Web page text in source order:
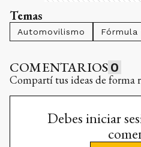
Temas
Automovilismo Fórmula
COMENTARIOS 0
Compartí tus ideas de forma
Debes iniciar